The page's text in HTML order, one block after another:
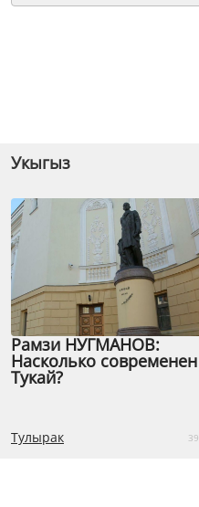
Укыгыз
Рамзи НУГМАНОВ:
Насколько современен
Тукай?
Тулырак 39